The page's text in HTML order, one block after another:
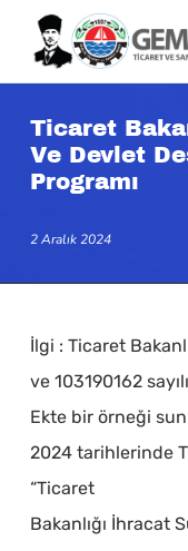
main
contentTicaret
Ve Devlet
Programı
2 Aralık 2024
İlgi : Ticaret
ve 103190162
Ekte bir örneği
2024 tarihlerinde
“Ticaret
Bakanlığı İhracat